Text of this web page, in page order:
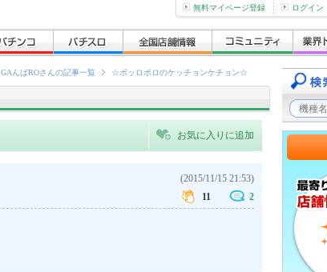
無料マイページ登録 ログイン
GAんばROさんの記事一覧 ☆ボッロボロのケッチョンケチョン☆
お気に入りに追加
(2015/11/15 21:53)
11
2